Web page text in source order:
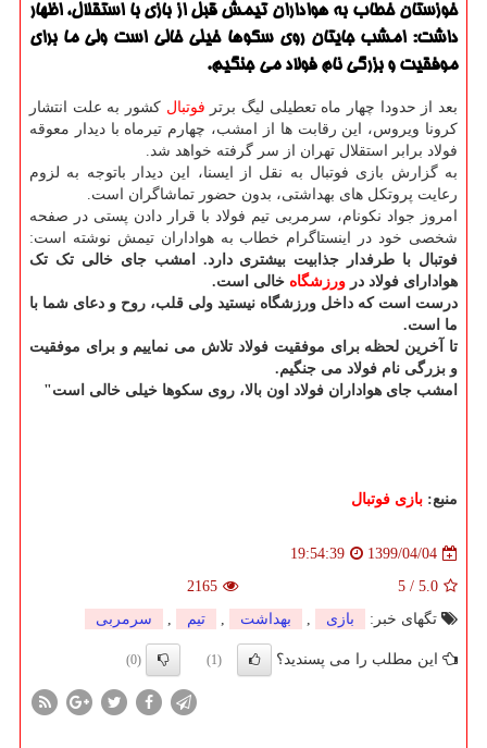
خوزستان خطاب به هواداران تیمش قبل از بازی با استقلال، اظهار
داشت: امشب جایتان روی سكوها خیلی خالی است ولی ما برای
موفقیت و بزرگی نام فولاد می جنگیم.
بعد از حدودا چهار ماه تعطیلی لیگ برتر فوتبال کشور به علت انتشار
کرونا ویروس، این رقابت ها از امشب، چهارم تیرماه با دیدار معوقه
فولاد برابر استقلال تهران از سر گرفته خواهد شد.
به گزارش بازی فوتبال به نقل از ایسنا، این دیدار باتوجه به لزوم
رعایت پروتکل های بهداشتی، بدون حضور تماشاگران است.
امروز جواد نکونام، سرمربی تیم فولاد با قرار دادن پستی در صفحه
شخصی خود در اینستاگرام خطاب به هواداران تیمش نوشته است:
فوتبال با طرفدار جذابیت بیشتری دارد. امشب جای خالی تک تک
هوادارای فولاد در ورزشگاه خالی است.
درست است که داخل ورزشگاه نیستید ولی قلب، روح و دعای شما با
ما است.
تا آخرین لحظه برای موفقیت فولاد تلاش می نماییم و برای موفقیت
و بزرگی نام فولاد می جنگیم.
امشب جای هواداران فولاد اون بالا، روی سکوها خیلی خالی است"
منبع: بازی فوتبال
1399/04/04
19:54:39
5.0
/
5
2165
تگهای خبر:
بازی , بهداشت , تیم , سرمربی
این مطلب را می پسندید؟ (1)
(0)